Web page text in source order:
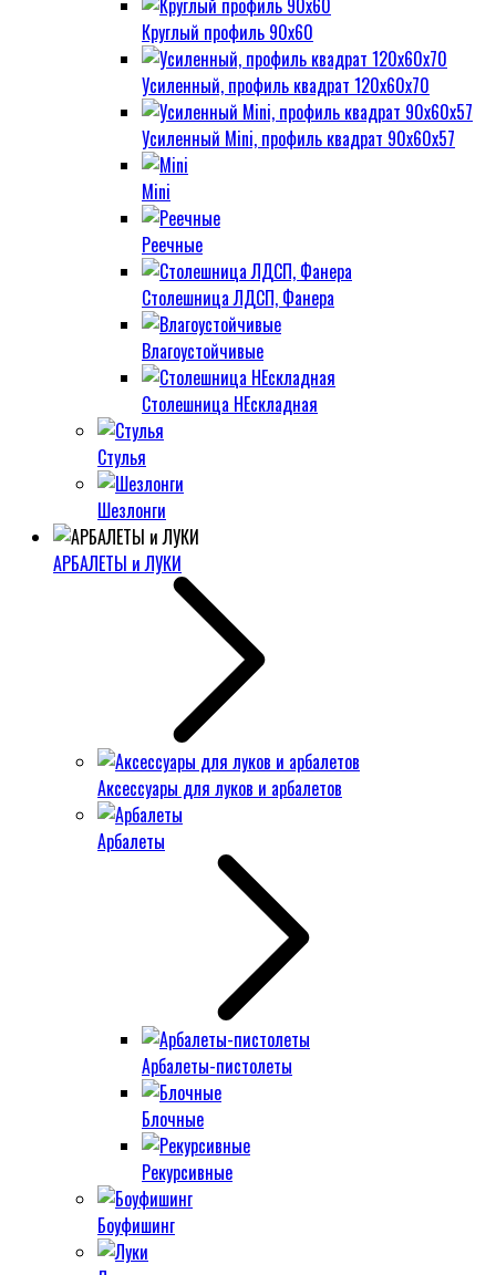
Круглый профиль 90х60
Усиленный, профиль квадрат 120х60х70
Усиленный Mini, профиль квадрат 90х60х57
Mini
Реечные
Столешница ЛДСП, Фанера
Влагоустойчивые
Столешница НЕскладная
Стулья
Шезлонги
АРБАЛЕТЫ и ЛУКИ
Аксессуары для луков и арбалетов
Арбалеты
Арбалеты-пистолеты
Блочные
Рекурсивные
Боуфишинг